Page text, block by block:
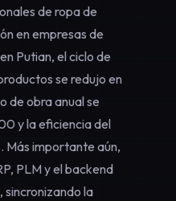
de ropa de
en empresas de
Putian, el ciclo de
se redujo en
de obra anual se
y la eficiencia del
Más importante aún,
PLM y el backend
la